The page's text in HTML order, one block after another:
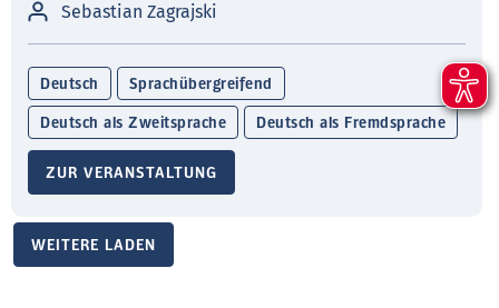
Sebastian Zagrajski
Deutsch Sprachübergreifend
Deutsch als Zweitsprache Deutsch als Fremdsprache
ZUR VERANSTALTUNG
WEITERE LADEN